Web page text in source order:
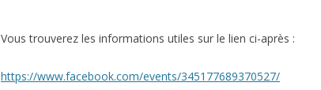
LES CONSEILS DU PÈRE MICHEL
Vous trouverez les informations utiles sur le lien ci-après :
https://www.facebook.com/events/345177689370527/